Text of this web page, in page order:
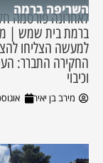
השריפה ברמה
לאחרונה פורסמה
ברמת בית שמש |
למעשה הצליחו
החקירה התברר:
וכיבוי
מירב בן יאיר אוגוסט 4,